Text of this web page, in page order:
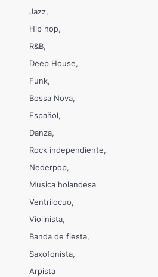
Jazz
Hip hop
R&B
Deep House
Funk
Bossa Nova
Español
Danza
Rock independiente
Nederpop
Musica holandesa
Ventrílocuo
Violinista
Banda de fiesta
Saxofonista
Arpista